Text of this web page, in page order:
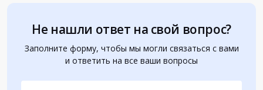
Не нашли ответ на свой вопрос?
Заполните форму, чтобы мы могли связаться с вами
и ответить на все ваши вопросы